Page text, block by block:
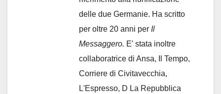
delle due Germanie. Ha scritto
per oltre 20 anni per Il
Messaggero. E' stata inoltre
collaboratrice di Ansa, Il Tempo,
Corriere di Civitavecchia,
L'Espresso, D La Repubblica